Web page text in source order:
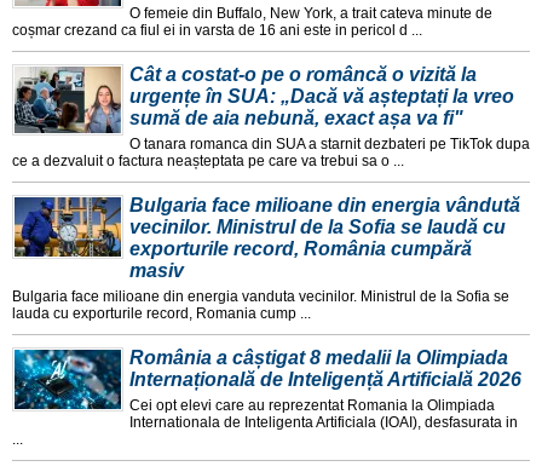
O femeie din Buffalo, New York, a trait cateva minute de
coșmar crezand ca fiul ei in varsta de 16 ani este in pericol d ...
Cât a costat-o pe o româncă o vizită la
urgențe în SUA: „Dacă vă așteptați la vreo
sumă de aia nebună, exact așa va fi"
O tanara romanca din SUA a starnit dezbateri pe TikTok dupa
ce a dezvaluit o factura neașteptata pe care va trebui sa o ...
Bulgaria face milioane din energia vândută
vecinilor. Ministrul de la Sofia se laudă cu
exporturile record, România cumpără
masiv
Bulgaria face milioane din energia vanduta vecinilor. Ministrul de la Sofia se
lauda cu exporturile record, Romania cump ...
România a câștigat 8 medalii la Olimpiada
Internațională de Inteligență Artificială 2026
Cei opt elevi care au reprezentat Romania la Olimpiada
Internationala de Inteligenta Artificiala (IOAI), desfasurata in
...